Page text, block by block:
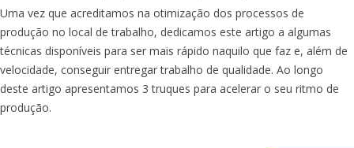
Uma vez que acreditamos na otimização dos processos de
produção no local de trabalho, dedicamos este artigo a algumas
técnicas disponíveis para ser mais rápido naquilo que faz e, além de
velocidade, conseguir entregar trabalho de qualidade. Ao longo
deste artigo apresentamos 3 truques para acelerar o seu ritmo de
produção.